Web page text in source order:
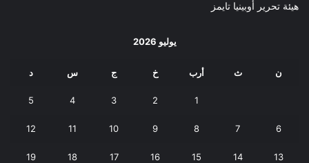
هيئة تحرير أوبينيا تايمز
يوليو 2026
ن ث أرب خ ج س د
1
2
3
4
5
6
7
8
9
10
11
12
13
14
15
16
17
18
19